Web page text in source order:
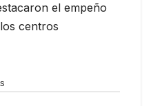
el empeño
centros